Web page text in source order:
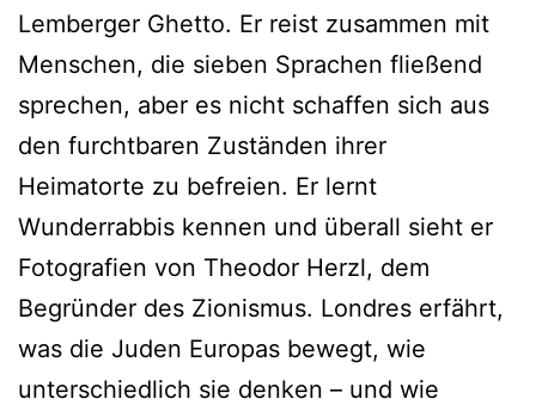
Lemberger Ghetto. Er reist zusammen mit
Menschen, die sieben Sprachen fließend
sprechen, aber es nicht schaffen sich aus
den furchtbaren Zuständen ihrer
Heimatorte zu befreien. Er lernt
Wunderrabbis kennen und überall sieht er
Fotografien von Theodor Herzl, dem
Begründer des Zionismus. Londres erfährt,
was die Juden Europas bewegt, wie
unterschiedlich sie denken – und wie